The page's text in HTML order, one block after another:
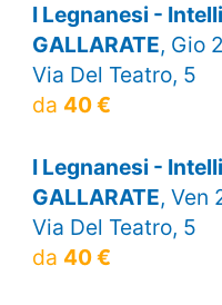
I Legnanesi -
GALLARATE, Gio
Via Del Teatro, 5
da 40 €
I Legnanesi -
GALLARATE, Ven
Via Del Teatro, 5
da 40 €